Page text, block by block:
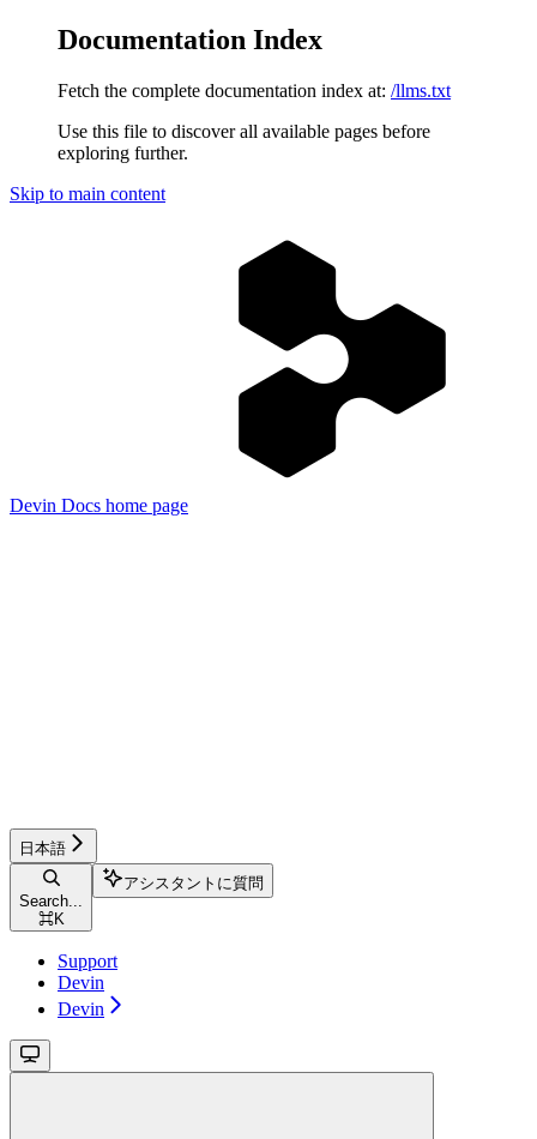
Documentation Index
Fetch the complete documentation index at: /llms.txt
Use this file to discover all available pages before
exploring further.
Skip to main content
Devin Docs home page
日本語
Search...
⌘K
アシスタントに質問
Support
Devin
Devin